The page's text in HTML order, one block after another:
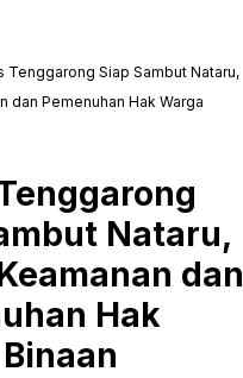
Tenggarong Siap Sambut Nataru,
dan Pemenuhan Hak Warga
Nataru,
dan
Hak